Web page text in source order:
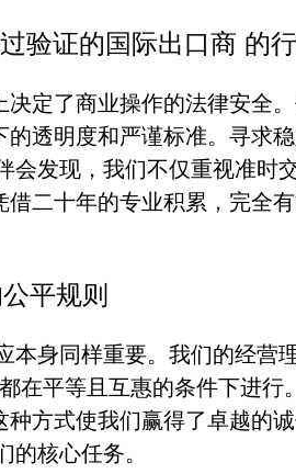
验证的国际出口商 的
定了商业操作的法律安全
透明度和严谨标准。寻求
会发现，我们不仅重视准时
二十年的专业积累，完全
平规则
本身同样重要。我们的经营
在平等且互惠的条件下进行
方式使我们赢得了卓越的
的核心任务。